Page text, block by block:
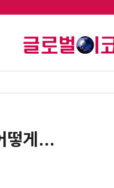
떻게…